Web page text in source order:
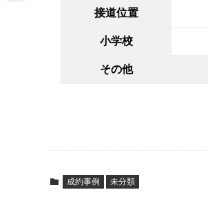
接道位置
小学校
その他
成約事例 未分類